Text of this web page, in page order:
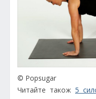
© Popsugar
Читайте також 5